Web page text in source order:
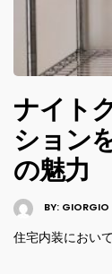
ナイト
ション
の魅力
BY: GIORGIO
住宅内装におい